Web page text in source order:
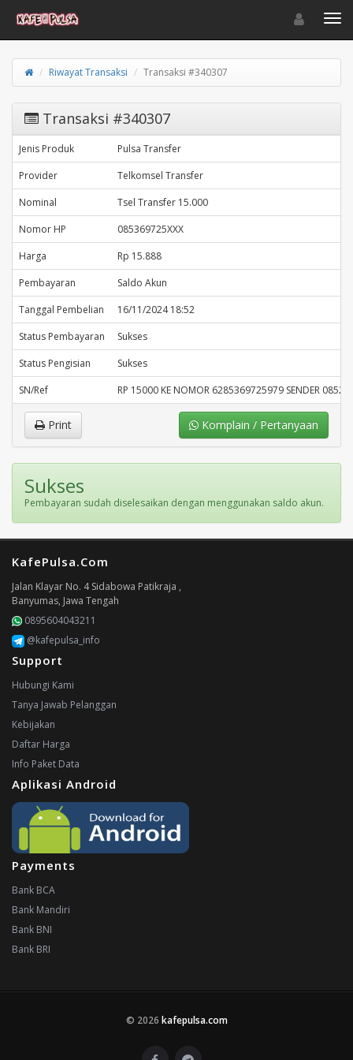
Toggle
Riwayat Transaksi Transaksi #340307
Transaksi #340307
Jenis Produk
Pulsa Transfer
Provider
Telkomsel Transfer
Nominal
Tsel Transfer 15.000
Nomor HP
085369725XXX
Harga
Rp 15.888
Pembayaran
Saldo Akun
Tanggal Pembelian
16/11/2024 18:52
Status Pembayaran
Sukses
Status Pengisian
Sukses
SN/Ref
RP 15000 KE NOMOR 6285369725979 SENDER
Komplain / Pertanyaan
Print
Sukses
Pembayaran sudah diselesaikan dengan menggunakan saldo akun.
KafePulsa.Com
Jalan Klayar No. 4 Sidabowa Patikraja ,
Banyumas, Jawa Tengah
0895604043211
@kafepulsa_info
Support
Hubungi Kami
Tanya Jawab Pelanggan
Kebijakan
Daftar Harga
Info Paket Data
Aplikasi Android
Payments
Bank BCA
Bank Mandiri
Bank BNI
Bank BRI
© 2026 kafepulsa.com